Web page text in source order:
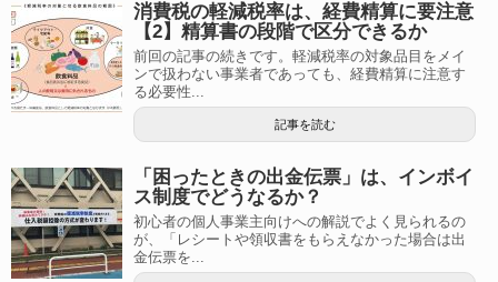
消費税の軽減税率は、経費精算に要注意
【2】精算書の段階で区分できるか
前回の記事の続きです。軽減税率の対象品目をメイ
ンで扱わない事業者であっても、経費精算に注意す
る必要性...
記事を読む
「困ったときの出金伝票」は、インボイ
ス制度でどうなるか？
初心者の個人事業主向けへの解説でよく見られるの
が、「レシートや領収書をもらえなかった場合は出
金伝票を...